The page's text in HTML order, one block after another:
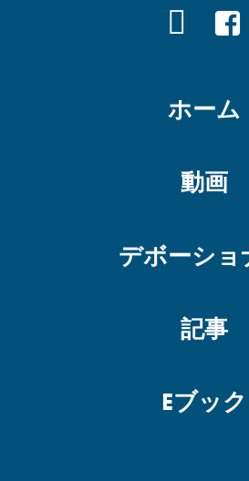
ホーム
動画
デボーショ
記事
Eブック